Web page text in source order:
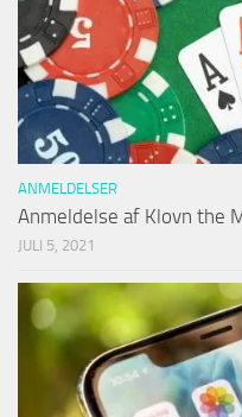
ANMELDELSER
Anmeldelse af Klovn the
JULI 5, 2021